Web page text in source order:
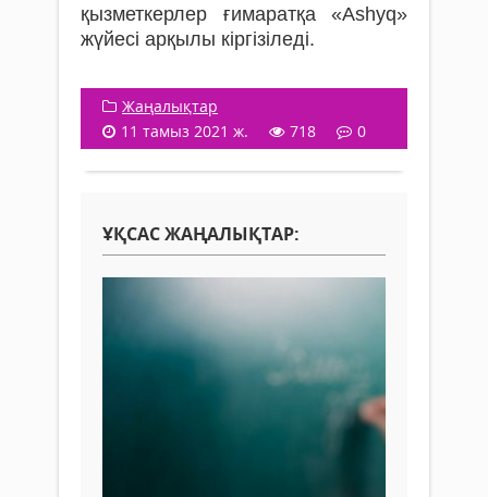
қызметкерлер ғимаратқа «Ashyq»
жүйесі арқылы кіргізіледі.
Жаңалықтар
11 тамыз 2021 ж.
718 0
ҰҚСАС ЖАҢАЛЫҚТАР: